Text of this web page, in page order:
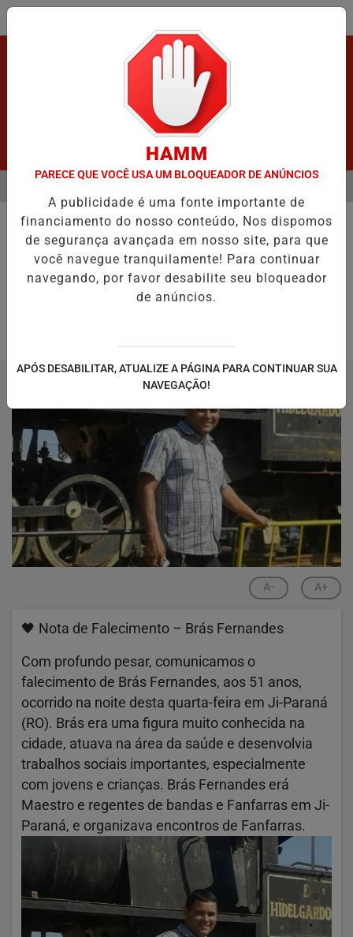
EM ALTA
LUTO
Ji Paraná amanheceu em luto .
morre Brás Fernandes, uma figura pública
que tanto fez por Ji Paraná RO.
A- A+
🖤 Nota de Falecimento – Brás Fernandes
Com profundo pesar, comunicamos o
falecimento de Brás Fernandes, aos 51 anos,
ocorrido na noite desta quarta-feira em Ji-Paraná
(RO). Brás era uma figura muito conhecida na
cidade, atuava na área da saúde e desenvolvia
trabalhos sociais importantes, especialmente
com jovens e crianças. Brás Fernandes erá
Maestro e regentes de bandas e Fanfarras em Ji-
Paraná, e organizava encontros de Fanfarras.
HAMM
PARECE QUE VOCÊ USA UM BLOQUEADOR DE ANÚNCIOS
A publicidade é uma fonte importante de
financiamento do nosso conteúdo, Nos dispomos
de segurança avançada em nosso site, para que
você navegue tranquilamente! Para continuar
navegando, por favor desabilite seu bloqueador
de anúncios.
APÓS DESABILITAR, ATUALIZE A PÁGINA PARA CONTINUAR SUA
NAVEGAÇÃO!